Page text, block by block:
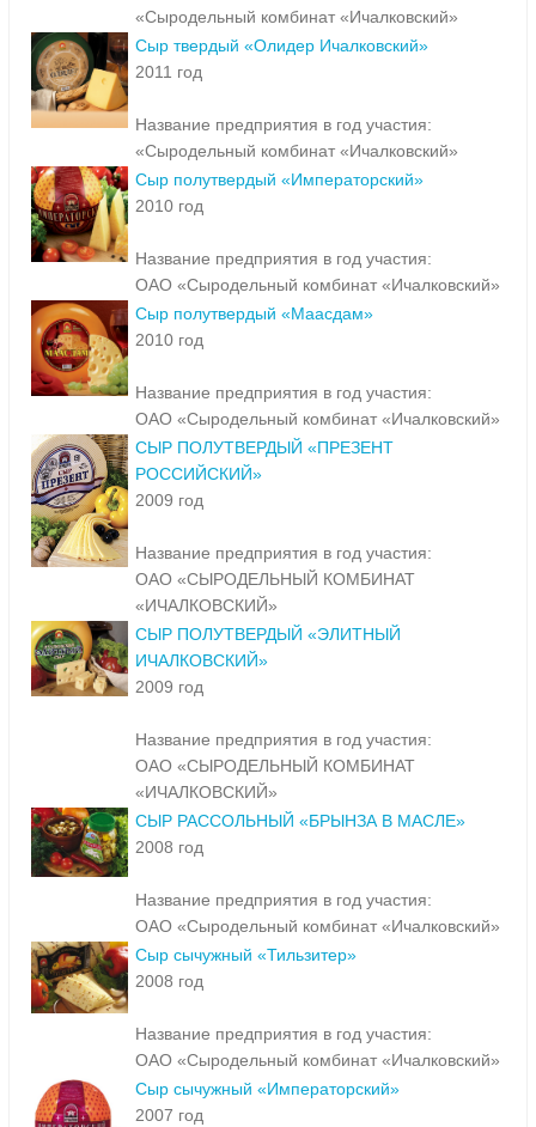
«Сыродельный комбинат «Ичалковский»
Сыр твердый «Олидер Ичалковский»
2011 год
Название предприятия в год участия:
«Сыродельный комбинат «Ичалковский»
Сыр полутвердый «Императорский»
2010 год
Название предприятия в год участия:
ОАО «Сыродельный комбинат «Ичалковский»
Сыр полутвердый «Маасдам»
2010 год
Название предприятия в год участия:
ОАО «Сыродельный комбинат «Ичалковский»
СЫР ПОЛУТВЕРДЫЙ «ПРЕЗЕНТ
РОССИЙСКИЙ»
2009 год
Название предприятия в год участия:
ОАО «СЫРОДЕЛЬНЫЙ КОМБИНАТ
«ИЧАЛКОВСКИЙ»
СЫР ПОЛУТВЕРДЫЙ «ЭЛИТНЫЙ
ИЧАЛКОВСКИЙ»
2009 год
Название предприятия в год участия:
ОАО «СЫРОДЕЛЬНЫЙ КОМБИНАТ
«ИЧАЛКОВСКИЙ»
СЫР РАССОЛЬНЫЙ «БРЫНЗА В МАСЛЕ»
2008 год
Название предприятия в год участия:
ОАО «Сыродельный комбинат «Ичалковский»
Сыр сычужный «Тильзитер»
2008 год
Название предприятия в год участия:
ОАО «Сыродельный комбинат «Ичалковский»
Сыр сычужный «Императорский»
2007 год